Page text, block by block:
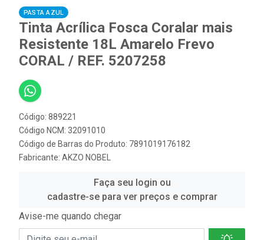
PASTA AZUL
Tinta Acrílica Fosca Coralar mais
Resistente 18L Amarelo Frevo
CORAL / REF. 5207258
Código: 889221
Código NCM: 32091010
Código de Barras do Produto: 7891019176182
Fabricante: AKZO NOBEL
Faça seu login ou
cadastre-se para ver preços e comprar
Avise-me quando chegar